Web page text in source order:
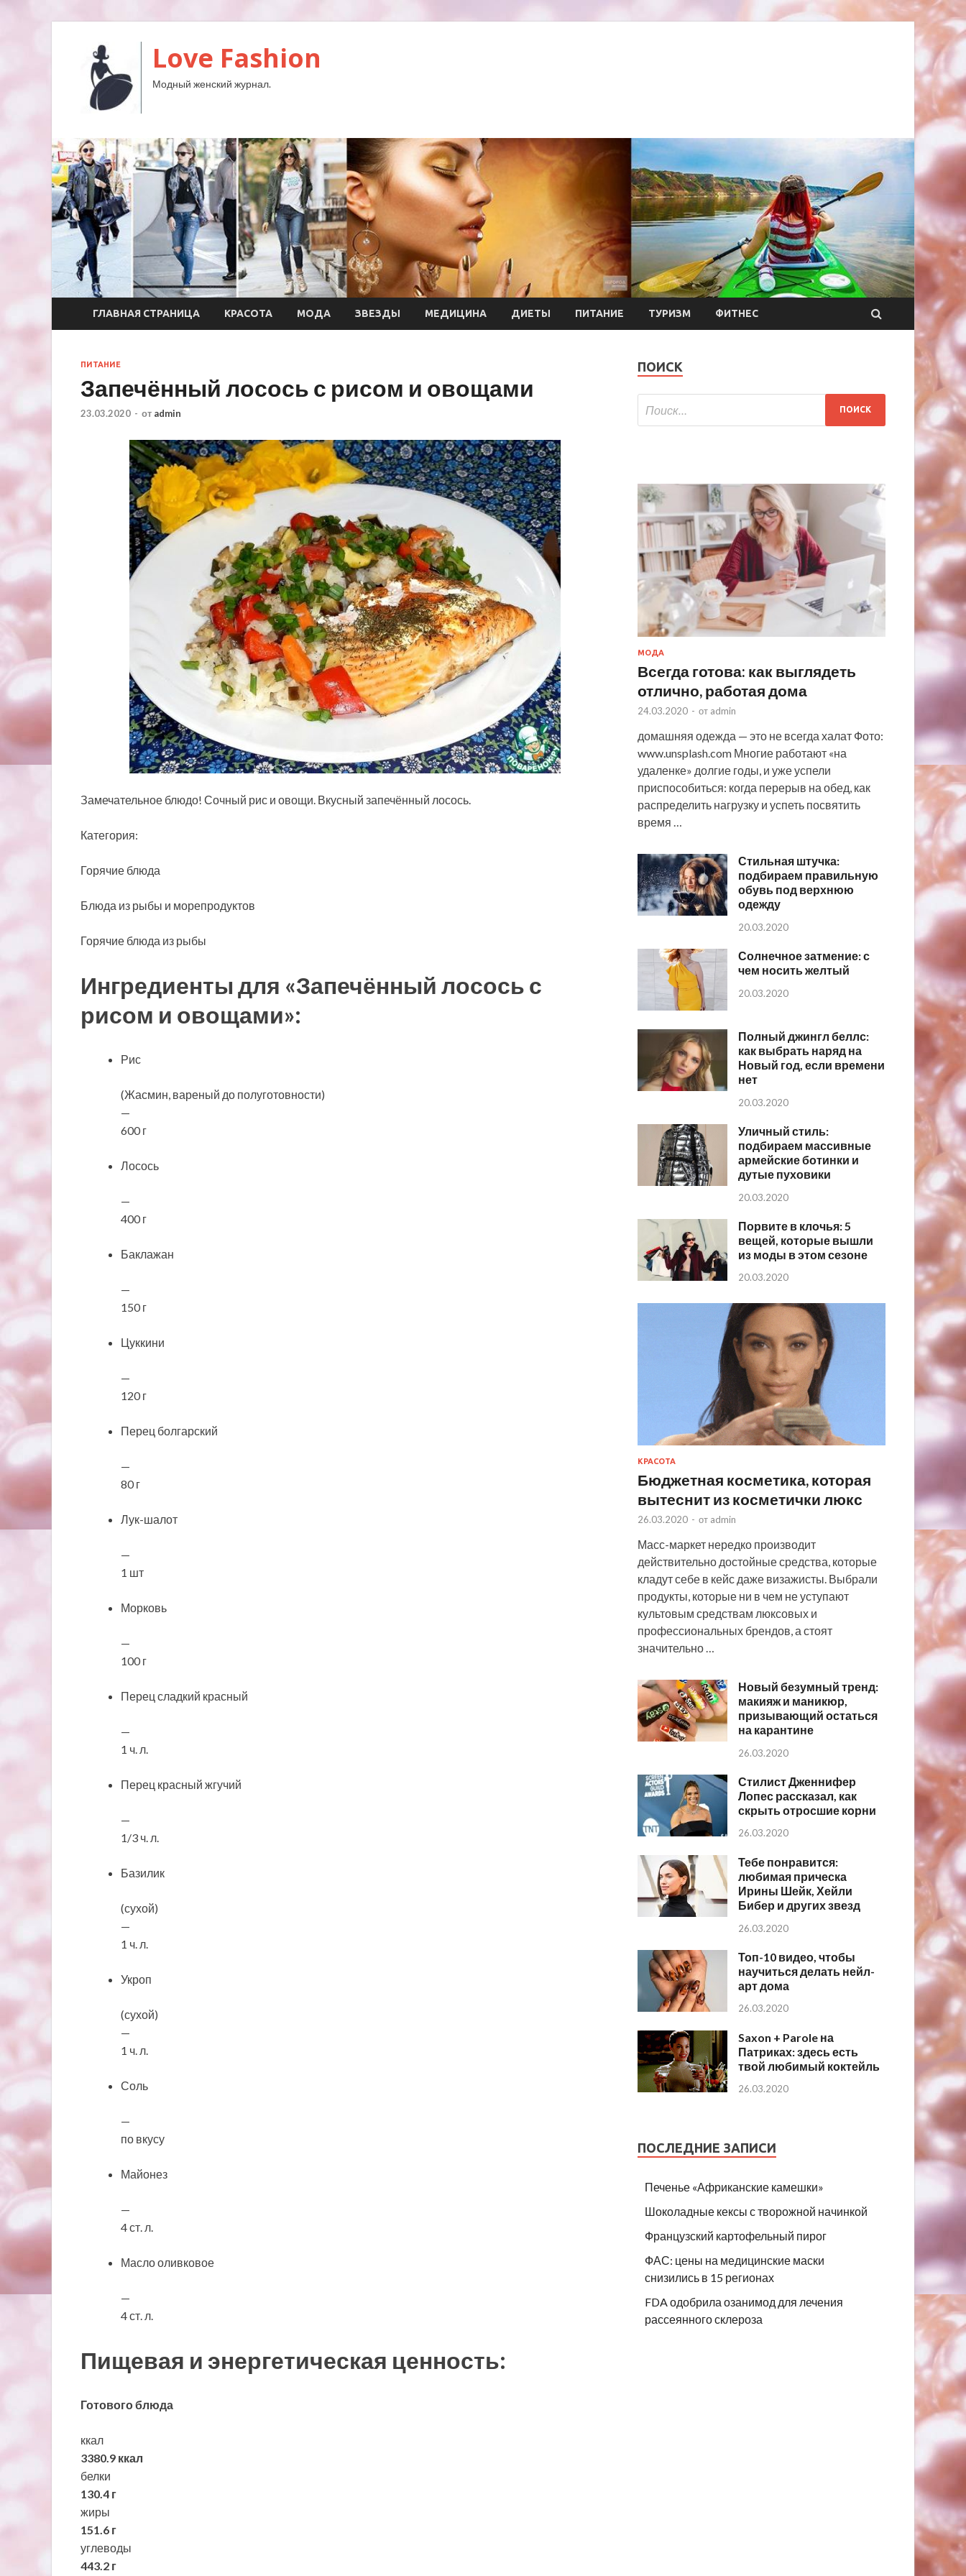
Love Fashion
Модный женский журнал.
ГЛАВНАЯ СТРАНИЦА КРАСОТА МОДА ЗВЕЗДЫ МЕДИЦИНА ДИЕТЫ ПИТАНИЕ ТУРИЗМ ФИТНЕС
ПИТАНИЕ
Запечённый лосось с рисом и овощами
23.03.2020 - от admin
Замечательное блюдо! Сочный рис и овощи. Вкусный запечённый лосось.
Категория:
Горячие блюда
Блюда из рыбы и морепродуктов
Горячие блюда из рыбы
Ингредиенты для «Запечённый лосось с
рисом и овощами»:
Рис
(Жасмин, вареный до полуготовности)
—
600 г
Лосось
—
400 г
Баклажан
—
150 г
Цуккини
—
120 г
Перец болгарский
—
80 г
Лук-шалот
—
1 шт
Морковь
—
100 г
Перец сладкий красный
—
1 ч. л.
Перец красный жгучий
—
1/3 ч. л.
Базилик
(сухой)
—
1 ч. л.
Укроп
(сухой)
—
1 ч. л.
Соль
—
по вкусу
Майонез
—
4 ст. л.
Масло оливковое
—
4 ст. л.
Пищевая и энергетическая ценность:
Готового блюда
ккал
3380.9 ккал
белки
130.4 г
жиры
151.6 г
углеводы
443.2 г
ПОИСК
МОДА
Всегда готова: как выглядеть
отлично, работая дома
24.03.2020 - от admin
домашняя одежда — это не всегда халат Фото:
www.unsplash.com Многие работают «на
удаленке» долгие годы, и уже успели
приспособиться: когда перерыв на обед, как
распределить нагрузку и успеть посвятить
время …
Стильная штучка:
подбираем правильную
обувь под верхнюю
одежду
20.03.2020
Солнечное затмение: с
чем носить желтый
20.03.2020
Полный джингл беллс:
как выбрать наряд на
Новый год, если времени
нет
20.03.2020
Уличный стиль:
подбираем массивные
армейские ботинки и
дутые пуховики
20.03.2020
Порвите в клочья: 5
вещей, которые вышли
из моды в этом сезоне
20.03.2020
КРАСОТА
Бюджетная косметика, которая
вытеснит из косметички люкс
26.03.2020 - от admin
Масс-маркет нередко производит
действительно достойные средства, которые
кладут себе в кейс даже визажисты. Выбрали
продукты, которые ни в чем не уступают
культовым средствам люксовых и
профессиональных брендов, а стоят
значительно …
Новый безумный тренд:
макияж и маникюр,
призывающий остаться
на карантине
26.03.2020
Стилист Дженнифер
Лопес рассказал, как
скрыть отросшие корни
26.03.2020
Тебе понравится:
любимая прическа
Ирины Шейк, Хейли
Бибер и других звезд
26.03.2020
Топ-10 видео, чтобы
научиться делать нейл-
арт дома
26.03.2020
Saxon + Parole на
Патриках: здесь есть
твой любимый коктейль
26.03.2020
ПОСЛЕДНИЕ ЗАПИСИ
Печенье «Африканские камешки»
Шоколадные кексы с творожной начинкой
Французский картофельный пирог
ФАС: цены на медицинские маски
снизились в 15 регионах
FDA одобрила озанимод для лечения
рассеянного склероза